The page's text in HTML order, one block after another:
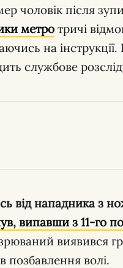
чоловік після
метро тричі
на інструкції.
службове
від нападника з
випавши з 11-го
виявився
позбавлення волі.